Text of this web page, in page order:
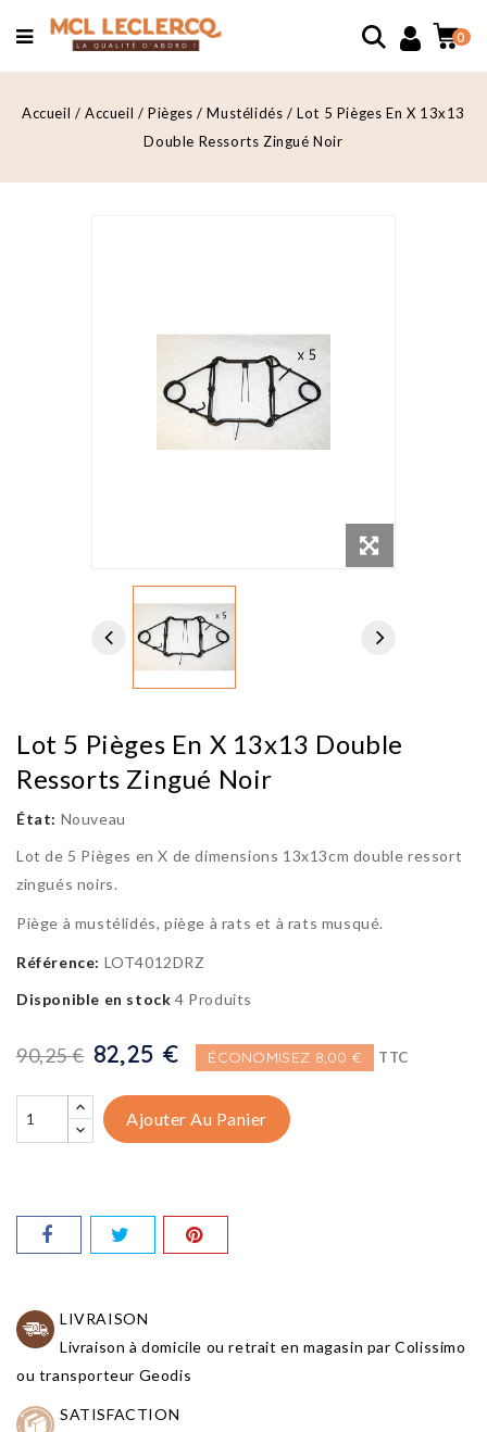
0
Accueil Accueil Pièges Mustélidés
Lot 5 Pièges En X 13x13
Double Ressorts Zingué Noir
Lot 5 Pièges En X 13x13 Double
Ressorts Zingué Noir
État: Nouveau
Lot de 5 Pièges en X de dimensions 13x13cm double ressort
zingués noirs.
Piège à mustélidés, piège à rats et à rats musqué.
Référence: LOT4012DRZ
Disponible en stock 4 Produits
90,25 € 82,25 € ÉCONOMISEZ 8,00 € TTC
Ajouter Au Panier
LIVRAISON
Livraison à domicile ou retrait en magasin par Colissimo
ou transporteur Geodis
SATISFACTION